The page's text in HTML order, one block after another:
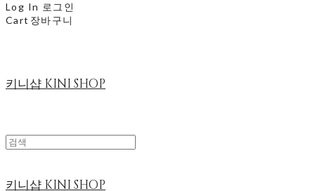
Log In 로그인
Cart 장바구니
키니샵 KINI SHOP
키니샵 KINI SHOP